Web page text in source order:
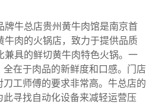
牌牛总店贵州黄牛肉馆是南京首
牛肉的火锅店，致力于提供品质
兼具的鲜切黄牛肉特色火锅。一
在于肉品的新鲜度和口感。门店
工师傅的要求非常高。牛总店的
寻找自动化设备来减轻运营压